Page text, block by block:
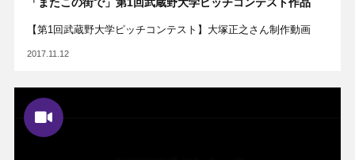
「またこの街で」第1回武蔵野大学ピッチコンテスト作品
【第1回武蔵野大学ピッチコンテスト】大塚正之さん制作動画
2017.11.12